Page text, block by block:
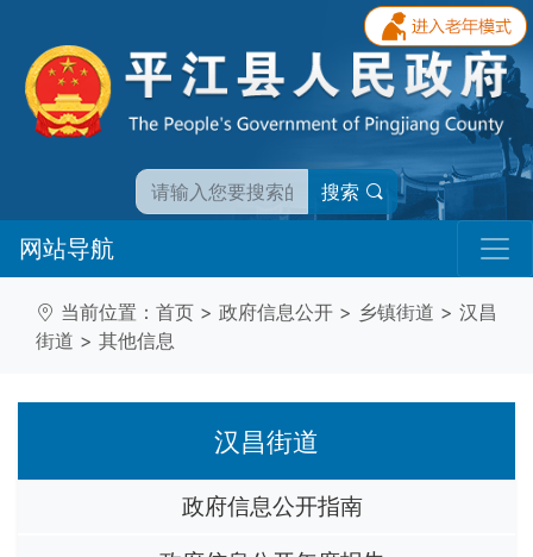
搜索
网站导航
当前位置： 首页 > 政府信息公开 > 乡镇街道 > 汉昌
街道 > 其他信息
汉昌街道
政府信息公开指南